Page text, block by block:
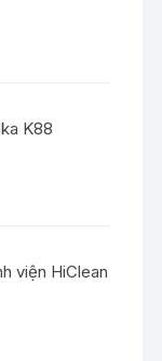
K88
viện HiClean